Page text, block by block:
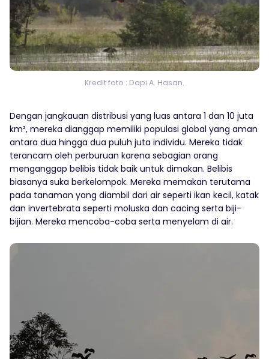
Kredit foto : Dapi A. Hasan.
Dengan jangkauan distribusi yang luas antara 1 dan 10 juta
km², mereka dianggap memiliki populasi global yang aman
antara dua hingga dua puluh juta individu. Mereka tidak
terancam oleh perburuan karena sebagian orang
menganggap belibis tidak baik untuk dimakan. Belibis
biasanya suka berkelompok. Mereka memakan terutama
pada tanaman yang diambil dari air seperti ikan kecil, katak
dan invertebrata seperti moluska dan cacing serta biji-
bijian. Mereka mencoba-coba serta menyelam di air.